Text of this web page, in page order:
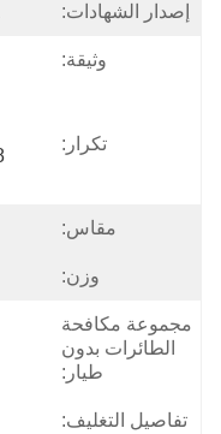
إصدار الشهادات:
وثيقة:
تكرار:
مقاس:
وزن:
مجموعة مكافحة
الطائرات بدون
طيار:
تفاصيل التغليف: